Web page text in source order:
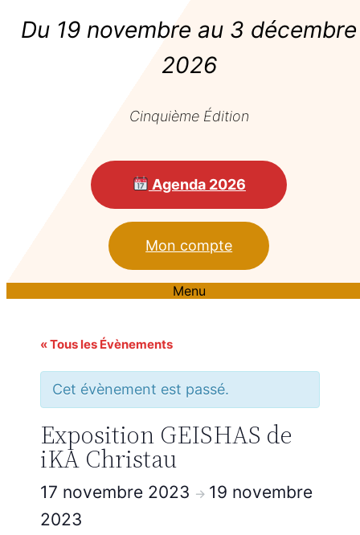
Du 19 novembre au 3 décembre
2026
Cinquième Édition
Agenda 2026
Mon compte
Menu
« Tous les Évènements
Cet évènement est passé.
Exposition GEISHAS de
iKA Christau
17 novembre 2023 -> 19 novembre
2023